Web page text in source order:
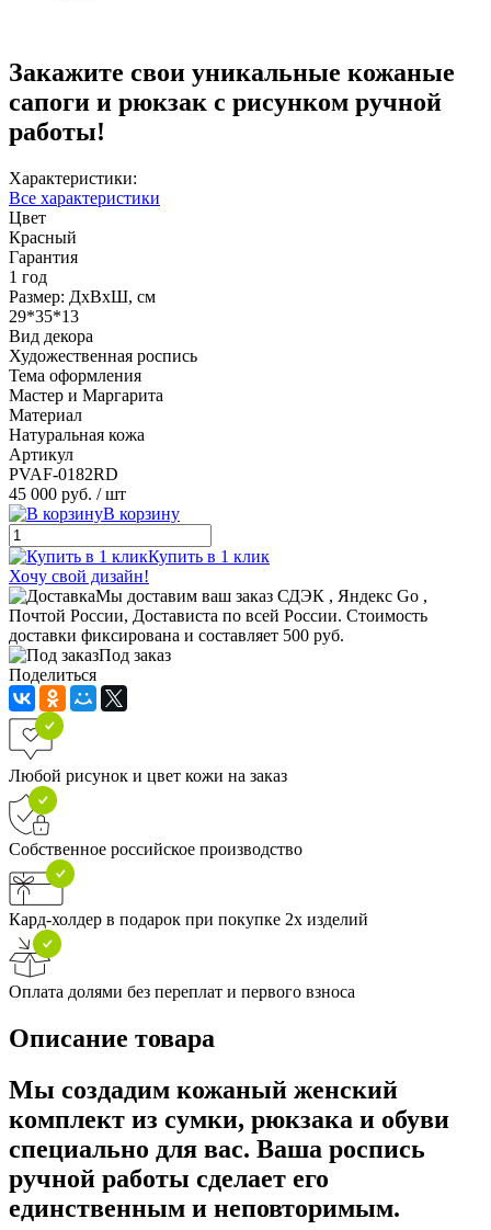
Закажите свои уникальные кожаные
сапоги и рюкзак с рисунком ручной
работы!
Характеристики:
Все характеристики
Цвет
Красный
Гарантия
1 год
Размер: ДхВхШ, см
29*35*13
Вид декора
Художественная роспись
Тема оформления
Мастер и Маргарита
Материал
Натуральная кожа
Артикул
PVAF-0182RD
45 000 руб. / шт
В корзину
Купить в 1 клик
Хочу свой дизайн!
Мы доставим ваш заказ СДЭК , Яндекс Go ,
Почтой России, Достависта по всей России. Стоимость
доставки фиксирована и составляет 500 руб.
Под заказ
Поделиться
Любой рисунок и цвет кожи на заказ
Собственное российское производство
Кард-холдер в подарок при покупке 2х изделий
Оплата долями без переплат и первого взноса
Описание товара
Мы создадим кожаный женский
комплект из сумки, рюкзака и обуви
специально для вас. Ваша роспись
ручной работы сделает его
единственным и неповторимым.